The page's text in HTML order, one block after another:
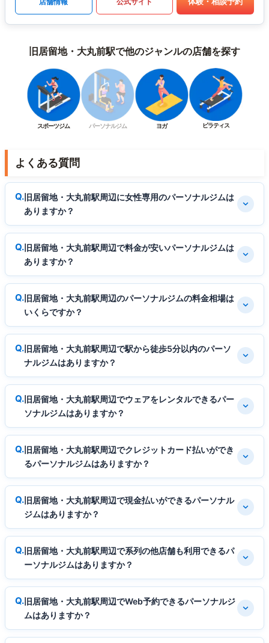
旧居留地・大丸前駅で他のジャンルの店舗を探す
スポーツジム パーソナルジム ヨガ ピラティス
よくある質問
旧居留地・大丸前駅周辺に女性専用のパーソナルジムは
ありますか？
旧居留地・大丸前駅周辺で料金が安いパーソナルジムは
ありますか？
旧居留地・大丸前駅周辺のパーソナルジムの料金相場は
いくらですか？
旧居留地・大丸前駅周辺で駅から徒歩5分以内のパーソ
ナルジムはありますか？
旧居留地・大丸前駅周辺でウェアをレンタルできるパー
ソナルジムはありますか？
旧居留地・大丸前駅周辺でクレジットカード払いができ
るパーソナルジムはありますか？
旧居留地・大丸前駅周辺で現金払いができるパーソナル
ジムはありますか？
旧居留地・大丸前駅周辺で系列の他店舗も利用できるパ
ーソナルジムはありますか？
旧居留地・大丸前駅周辺でWeb予約できるパーソナルジ
ムはありますか？